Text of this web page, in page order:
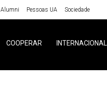
Alumni Pessoas UA Sociedade
COOPERAR INTERNACIONAL